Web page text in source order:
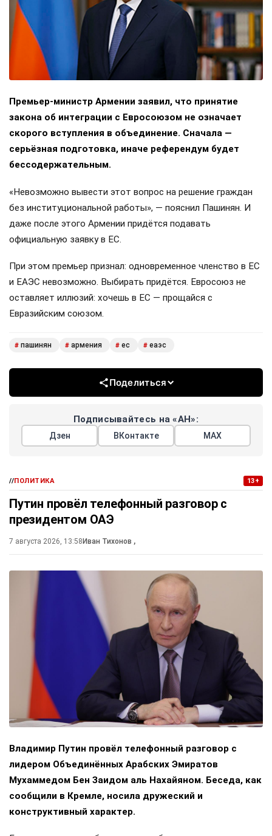
Премьер-министр Армении заявил, что принятие
закона об интеграции с Евросоюзом не означает
скорого вступления в объединение. Сначала —
серьёзная подготовка, иначе референдум будет
бессодержательным.
«Невозможно вывести этот вопрос на решение граждан
без институциональной работы», — пояснил Пашинян. И
даже после этого Армении придётся подавать
официальную заявку в ЕС.
При этом премьер признал: одновременное членство в ЕС
и ЕАЭС невозможно. Выбирать придётся. Евросоюз не
оставляет иллюзий: хочешь в ЕС — прощайся с
Евразийским союзом.
# пашинян # армения # ес # еаэс
Поделиться
Подписывайтесь на «АН»:
Дзен ВКонтакте МАХ
//ПОЛИТИКА 13+
Путин провёл телефонный разговор с
президентом ОАЭ
7 августа 2026, 13:58 Иван Тихонов ,
Владимир Путин провёл телефонный разговор с
лидером Объединённых Арабских Эмиратов
Мухаммедом Бен Заидом аль Нахайяном. Беседа, как
сообщили в Кремле, носила дружеский и
конструктивный характер.